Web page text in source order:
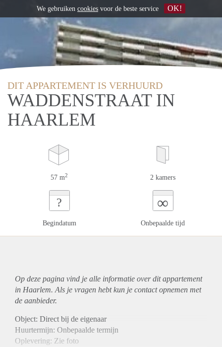
DIT APPARTEMENT IS VERHUURD
WADDENSTRAAT IN
HAARLEM
57 m2 2 kamers
?
Begindatum
∞
Onbepaalde tijd
Op deze pagina vind je alle informatie over ditappartement
in Haarlem. Als je vragen hebt kun je contact opnemen met
de aanbieder.
Object: Direct bij de eigenaar
Huurtermijn: Onbepaalde termijn
Oplevering: Zie foto
We gebruiken cookies voor de beste service OK!